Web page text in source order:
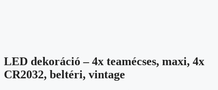
LED dekoráció – 4x teamécses, maxi, 4x
CR2032, beltéri, vintage